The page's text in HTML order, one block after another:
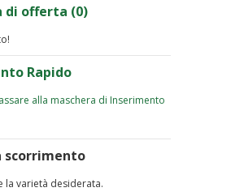
di offerta (0)
Rapido
alla maschera di Inserimento
scorrimento
la varietà desiderata.